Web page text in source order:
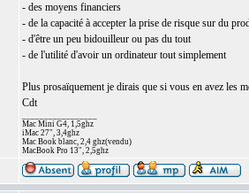
- des moyens financiers
- de la capacité à accepter la prise de risque sur du
- d'être un peu bidouilleur ou pas du tout
- de l'utilité d'avoir un ordinateur tout simplement
Plus prosaïquement je dirais que si vous en avez les
Cdt
Mac Mini G4, 1,5ghz
iMac 27", 3,4ghz
Mac Book blanc, 2,4 ghz(vendu)
MacBook Pro 13", 2,5ghz